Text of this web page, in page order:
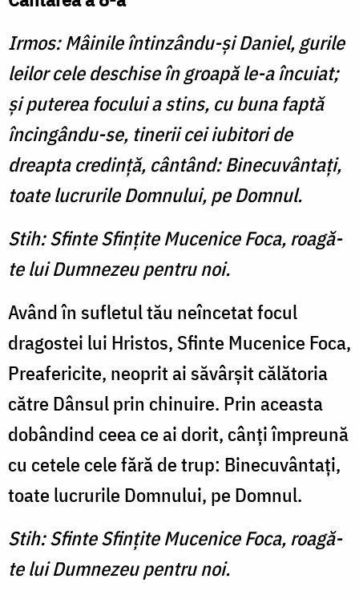
Irmos: Mâinile întinzându-şi Daniel, gurile
leilor cele deschise în groapă le-a încuiat;
şi puterea focului a stins, cu buna faptă
încingându-se, tinerii cei iubitori de
dreapta credinţă, cântând: Binecuvântaţi,
toate lucrurile Domnului, pe Domnul.
Stih: Sfinte Sfinţite Mucenice Foca, roagă-
te lui Dumnezeu pentru noi.
Având în sufletul tău neîncetat focul
dragostei lui Hristos, Sfinte Mucenice Foca,
Preafericite, neoprit ai săvârşit călătoria
către Dânsul prin chinuire. Prin aceasta
dobândind ceea ce ai dorit, cânţi împreună
cu cetele cele fără de trup: Binecuvântaţi,
toate lucrurile Domnului, pe Domnul.
Stih: Sfinte Sfinţite Mucenice Foca, roagă-
te lui Dumnezeu pentru noi.